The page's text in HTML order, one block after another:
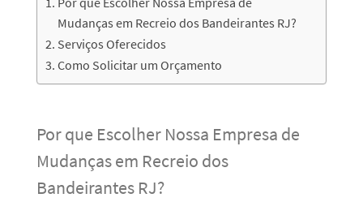
Mudanças em Recreio dos Bandeirantes RJ?
Serviços Oferecidos
Como Solicitar um Orçamento
Por que Escolher Nossa Empresa de
Mudanças em Recreio dos
Bandeirantes RJ?